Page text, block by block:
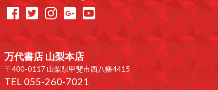
万代書店 山梨本店
〒400-0117 山梨県甲斐市西八幡4415
TEL 055-260-7021